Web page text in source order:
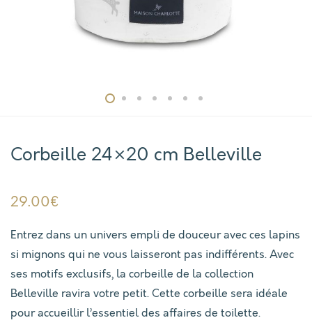
Corbeille 24×20 cm Belleville
29.00€
Entrez dans un univers empli de douceur avec ces lapins
si mignons qui ne vous laisseront pas indifférents. Avec
ses motifs exclusifs, la corbeille de la collection
Belleville ravira votre petit. Cette corbeille sera idéale
pour accueillir l’essentiel des affaires de toilette.